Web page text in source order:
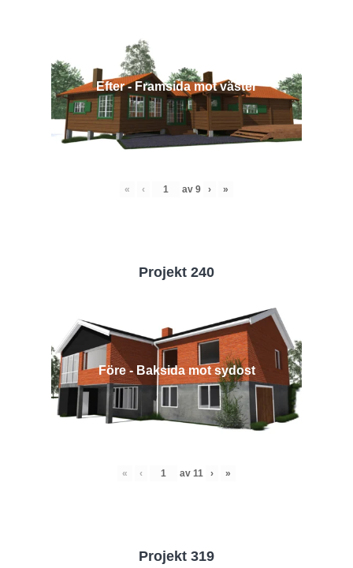
Efter - Framsida mot väster
« ‹ av 9 › »
Projekt 240
Före - Baksida mot sydost
« ‹ av 11 › »
Projekt 319